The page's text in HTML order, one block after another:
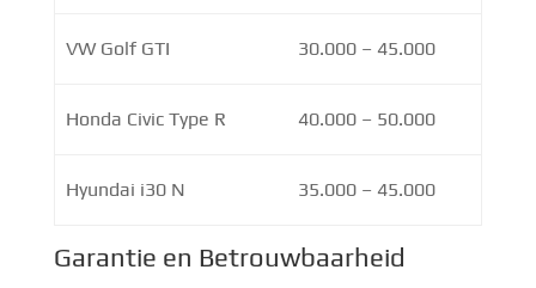
VW Golf GTI 30.000 – 45.000
Honda Civic Type R 40.000 – 50.000
Hyundai i30 N 35.000 – 45.000
Garantie en Betrouwbaarheid